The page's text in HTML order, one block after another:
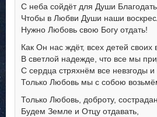
С неба сойдёт для Души
Чтобы в Любви Души наши
Нужно Любовь свою Богу отдать!
Как Он нас ждёт, всех детей своих
В светлой надежде, что все мы
С сердца стряхнём все невзгоды и
Только Любовь мы с собою
Только Любовь, доброту,
Будем Земле и Отцу отдавать,